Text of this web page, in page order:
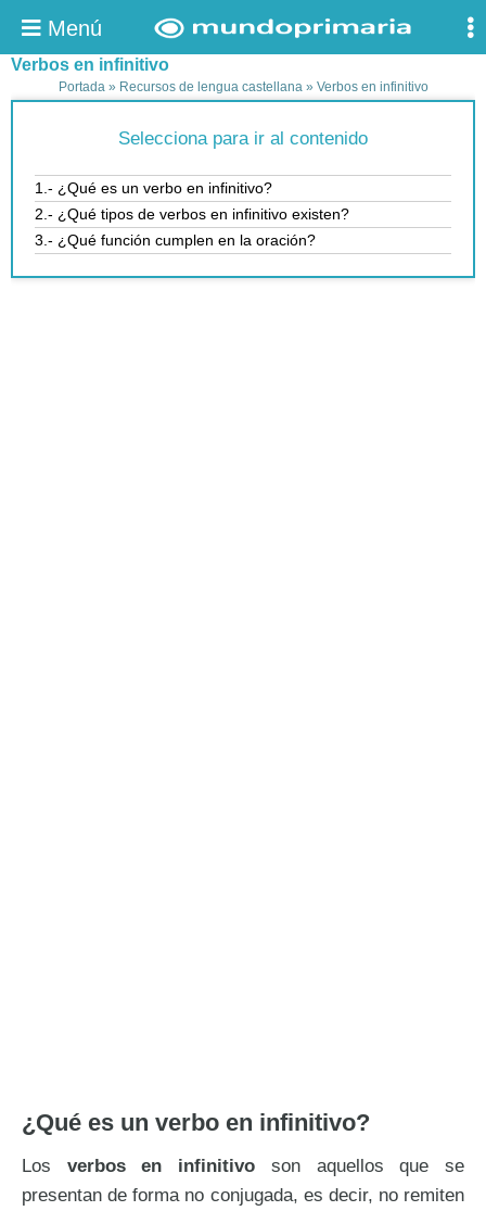
Menú
Verbos en infinitivo
Portada» Recursos de lengua castellana» Verbos en infinitivo
Selecciona para ir al contenido
1.- ¿Qué es un verbo en infinitivo?
2.- ¿Qué tipos de verbos en infinitivo existen?
3.- ¿Qué función cumplen en la oración?
¿Qué es un verbo en infinitivo?
Los verbos en infinitivo son aquellos que se
presentan de forma no conjugada, es decir, no remiten